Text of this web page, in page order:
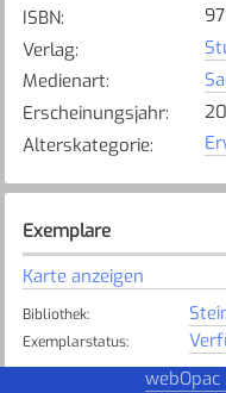
ISBN:
Verlag:
Medienart:
Erscheinungsjahr:
Alterskategorie:
Exemplare
Karte anzeigen
Bibliothek:
Exemplarstatus:
webOpac